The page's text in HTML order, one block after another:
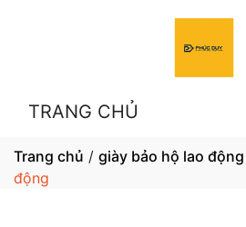
TRANG CHỦ
Trang chủ / giày bảo hộ lao động
động